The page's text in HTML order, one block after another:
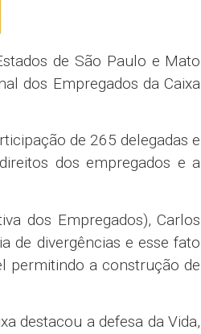
de São Paulo e Mato
dos Empregados da Caixa
de 265 delegadas e
dos empregados e a
dos Empregados), Carlos
de divergências e esse fato
permitindo a construção de
destacou a defesa da Vida,